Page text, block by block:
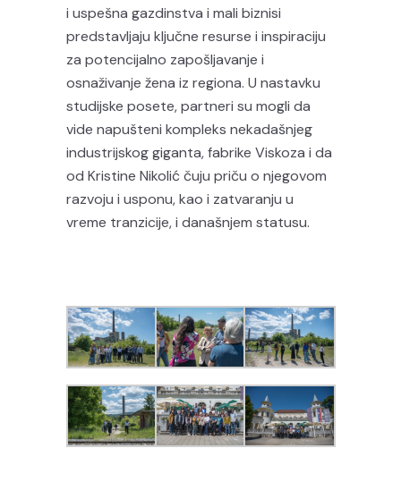
i uspešna gazdinstva i mali biznisi
predstavljaju ključne resurse i inspiraciju
za potencijalno zapošljavanje i
osnaživanje žena iz regiona. U nastavku
studijske posete, partneri su mogli da
vide napušteni kompleks nekadašnjeg
industrijskog giganta, fabrike Viskoza i da
od Kristine Nikolić čuju priču o njegovom
razvoju i usponu, kao i zatvaranju u
vreme tranzicije, i današnjem statusu.